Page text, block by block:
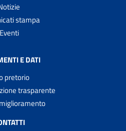
stampa
Eventi
E DATI
pretorio
trasparente